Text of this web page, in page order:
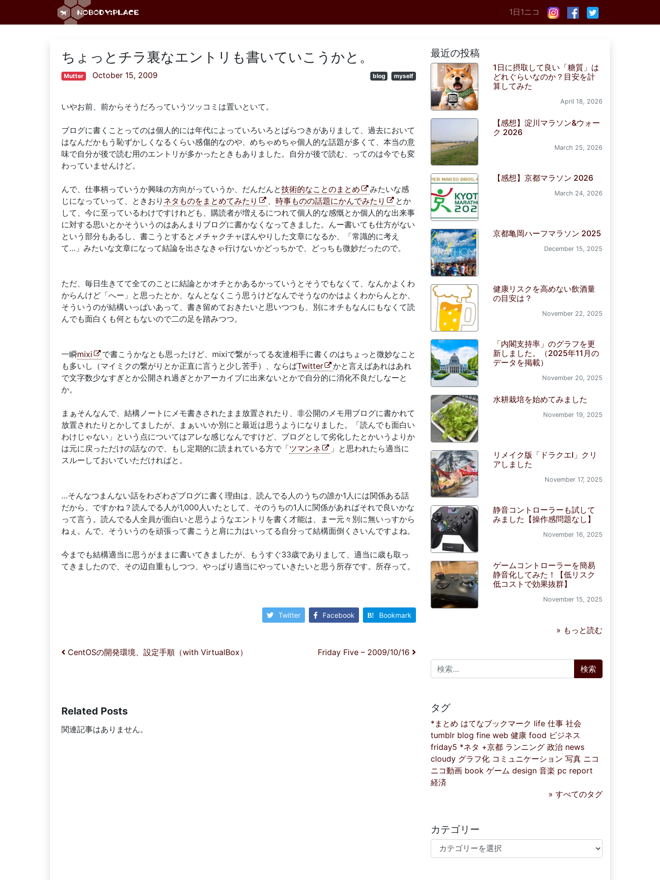
1日1ニコ
ちょっとチラ裏なエントリも書いていこうかと。
Mutter October 15, 2009 blog myself
いやお前、前からそうだろっていうツッコミは置いといて。
ブログに書くことってのは個人的には年代によっていろいろとばらつきがありまして、過去において
はなんだかもう恥ずかしくなるくらい感傷的なのや、めちゃめちゃ個人的な話題が多くて、本当の意
味で自分が後で読む用のエントリが多かったときもありました。自分が後で読む、ってのは今でも変
わっていませんけど。
んで、仕事柄っていうか興味の方向がっていうか、だんだんと技術的なことのまとめ
みたいな感
じになっていって、ときおり ネタものをまとめてみたり 、 時事ものの話題にかんでみたり
とか
して、今に至っているわけですけれども、購読者が増えるにつれて個人的な感慨とか個人的な出来事
に対する思いとかそういうのはあんまりブログに書かなくなってきました。んー書いても仕方がない
という部分もあるし、書こうとするとメチャクチャぼんやりした文章になるか、「常識的に考え
て…」みたいな文章になって結論を出さなきゃ行けないかどっちかで、どっちも微妙だったので。
ただ、毎日生きてて全てのことに結論とかオチとかあるかっていうとそうでもなくて、なんかよくわ
からんけど「へー」と思ったとか、なんとなくこう思うけどなんでそうなのかはよくわからんとか、
そういうのが結構いっぱいあって、書き留めておきたいと思いつつも、別にオチもなんにもなくて読
んでも面白くも何ともないので二の足を踏みつつ。
一瞬mixi
で書こうかなとも思ったけど、mixiで繋がってる友達相手に書くのはちょっと微妙なこと
も多いし（マイミクの繋がりとか正直に言うと少し苦手）、ならばTwitter
かと言えばあれはあれ
で文字数少なすぎとか公開され過ぎとかアーカイブに出来ないとかで自分的に消化不良だしなーと
か。
まぁそんなんで、結構ノートにメモ書きされたまま放置されたり、非公開のメモ用ブログに書かれて
放置されたりとかしてましたが、まぁいいか別にと最近は思うようになりました。「読んでも面白い
わけじゃない」という点についてはアレな感じなんですけど、ブログとして劣化したとかいうよりか
は元に戻っただけの話なので、もし定期的に読まれている方で「ツマンネ
」と思われたら適当に
スルーしておいていただければと。
…そんなつまんない話をわざわざブログに書く理由は、読んでる人のうちの誰か1人には関係ある話
だから、ですかね？読んでる人が1,000人いたとして、そのうちの1人に関係があればそれで良いかな
って言う。読んでる人全員が面白いと思うようなエントリを書く才能は、まー元々別に無いっすから
ねぇ。んで、そういうのを頑張って書こうと肩に力はいってる自分って結構面倒くさいんですよね。
今までも結構適当に思うがままに書いてきましたが、もうすぐ33歳でありまして、適当に歳も取っ
てきましたので、その辺自重もしつつ、やっぱり適当にやっていきたいと思う所存です。所存って。
Twitter Facebook Bookmark
投稿ナビゲーション
CentOSの開発環境、設定手順（with VirtualBox） Friday Five – 2009/10/16
Related Posts
関連記事はありません。
最近の投稿
1日に摂取して良い「糖質」は
どれぐらいなのか？目安を計
算してみた
April 18, 2026
【感想】淀川マラソン&ウォー
ク 2026
March 25, 2026
【感想】京都マラソン 2026
March 24, 2026
京都亀岡ハーフマラソン 2025
December 15, 2025
健康リスクを高めない飲酒量
の目安は？
November 22, 2025
「内閣支持率」のグラフを更
新しました。（2025年11月の
データを掲載）
November 20, 2025
水耕栽培を始めてみました
November 19, 2025
リメイク版「ドラクエI」クリ
アしました
November 17, 2025
静音コントローラーも試して
みました【操作感問題なし】
November 16, 2025
ゲームコントローラーを簡易
静音化してみた！【低リスク
低コストで効果抜群】
November 15, 2025
» もっと読む
検索:
タグ
*まとめ はてなブックマーク life 仕事 社会
tumblr blog fine web 健康 food ビジネス
friday5 *ネタ +京都 ランニング 政治 news
cloudy グラフ化 コミュニケーション 写真 ニコ
ニコ動画 book ゲーム design 音楽 pc report
経済
» すべてのタグ
カテゴリー
カテゴリー